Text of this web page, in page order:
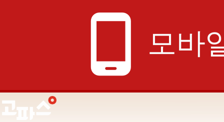
phone_android 모바